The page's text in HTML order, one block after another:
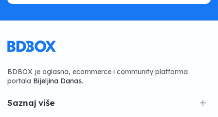
BDBOX je oglasna, ecommerce i community platforma
portala Bijeljina Danas.
Saznaj više